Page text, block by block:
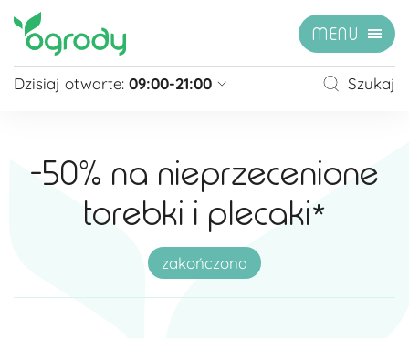
MENU
Dzisiaj otwarte: 09:00-21:00
Niedziela
Niedziela handlowa
10:00 - 20:00
zobacz więcej »
Szukaj
-50% na nieprzecenione
torebki i plecaki*
zakończona